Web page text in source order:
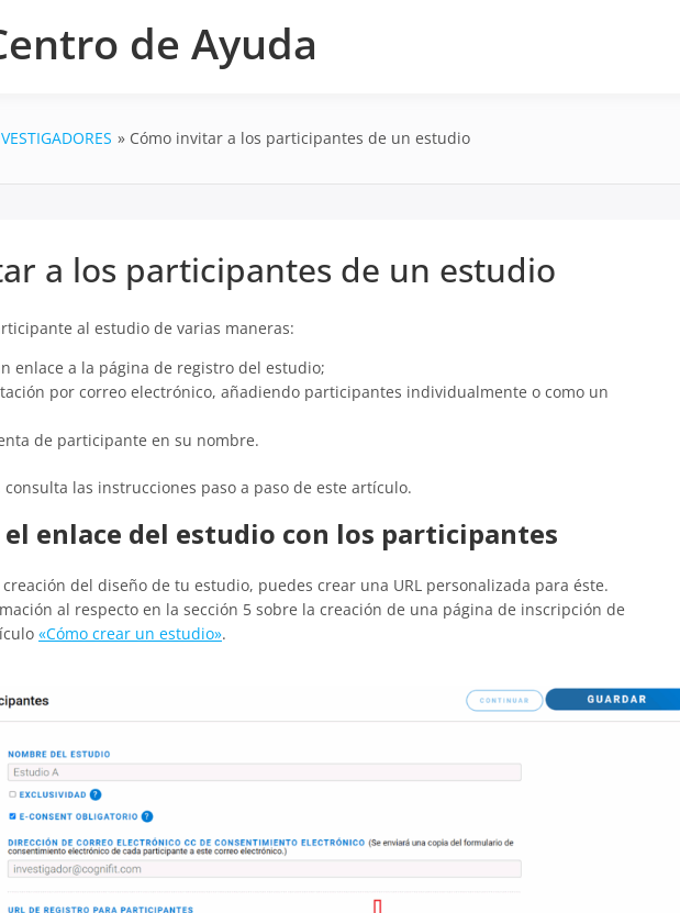
de Ayuda
Cómo invitar a los participantes de un estudio
a los participantes de un estudio
al estudio de varias maneras:
enlace a la página de registro del estudio;
por correo electrónico, añadiendo participantes individualmente o como un
de participante en su nombre.
las instrucciones paso a paso de este artículo.
enlace del estudio con los participantes
del diseño de tu estudio, puedes crear una URL personalizada para éste.
al respecto en la sección 5 sobre la creación de una página de inscripción de
«Cómo crear un estudio».